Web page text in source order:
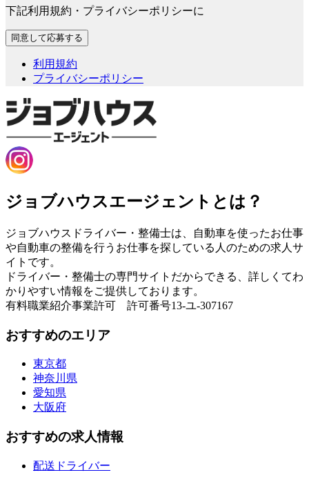
下記利用規約・プライバシーポリシーに
利用規約
プライバシーポリシー
ジョブハウスエージェントとは？
ジョブハウスドライバー・整備士は、自動車を使ったお仕事
や自動車の整備を行うお仕事を探している人のための求人サ
イトです。
ドライバー・整備士の専門サイトだからできる、詳しくてわ
かりやすい情報をご提供しております。
有料職業紹介事業許可 許可番号13-ユ-307167
おすすめのエリア
東京都
神奈川県
愛知県
大阪府
おすすめの求人情報
配送ドライバー